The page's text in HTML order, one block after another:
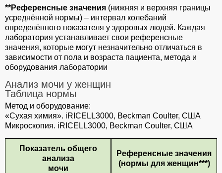
**Референсные значения (нижняя и верхняя границы
усреднённой нормы) – интервал колебаний
определённого показателя у здоровых людей. Каждая
лаборатория устанавливает свои референсные
значения, которые могут незначительно отличаться в
зависимости от пола и возраста пациента, метода и
оборудования лаборатории
Анализ мочи у женщин
Таблица нормы
Метод и оборудование:
«Сухая химия». iRICELL3000, Beckman Coulter, США
Микроскопия. iRICELL3000, Beckman Coulter, США
Показатель общего
анализа
мочи
Референсные значения
(нормы для женщин***)